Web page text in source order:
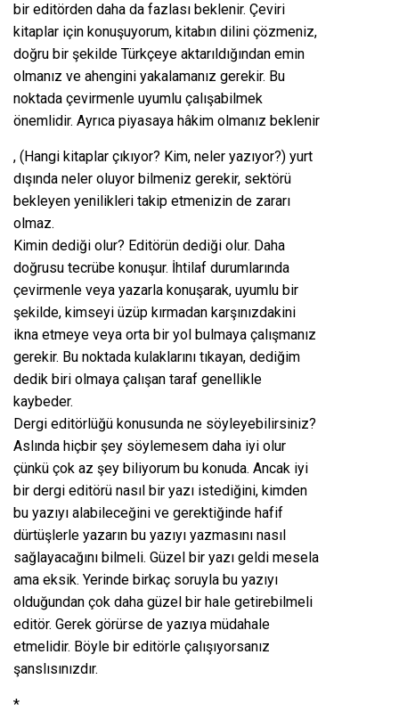
bir editörden daha da fazlası beklenir. Çeviri
kitaplar için konuşuyorum, kitabın dilini çözmeniz,
doğru bir şekilde Türkçeye aktarıldığından emin
olmanız ve ahengini yakalamanız gerekir. Bu
noktada çevirmenle uyumlu çalışabilmek
önemlidir. Ayrıca piyasaya hâkim olmanız beklenir
levitra
cheap
, (Hangi kitaplar çıkıyor? Kim, neler yazıyor?) yurt
dışında neler oluyor bilmeniz gerekir, sektörü
bekleyen yenilikleri takip etmenizin de zararı
olmaz.
Kimin dediği olur? Editörün dediği olur. Daha
doğrusu tecrübe konuşur. İhtilaf durumlarında
çevirmenle veya yazarla konuşarak, uyumlu bir
şekilde, kimseyi üzüp kırmadan karşınızdakini
ikna etmeye veya orta bir yol bulmaya çalışmanız
gerekir. Bu noktada kulaklarını tıkayan, dediğim
dedik biri olmaya çalışan taraf genellikle
kaybeder.
Dergi editörlüğü konusunda ne söyleyebilirsiniz?
Aslında hiçbir şey söylemesem daha iyi olur
çünkü çok az şey biliyorum bu konuda. Ancak iyi
bir dergi editörü nasıl bir yazı istediğini, kimden
bu yazıyı alabileceğini ve gerektiğinde hafif
dürtüşlerle yazarın bu yazıyı yazmasını nasıl
sağlayacağını bilmeli. Güzel bir yazı geldi mesela
ama eksik. Yerinde birkaç soruyla bu yazıyı
olduğundan çok daha güzel bir hale getirebilmeli
editör. Gerek görürse de yazıya müdahale
etmelidir. Böyle bir editörle çalışıyorsanız
şanslısınızdır.
*